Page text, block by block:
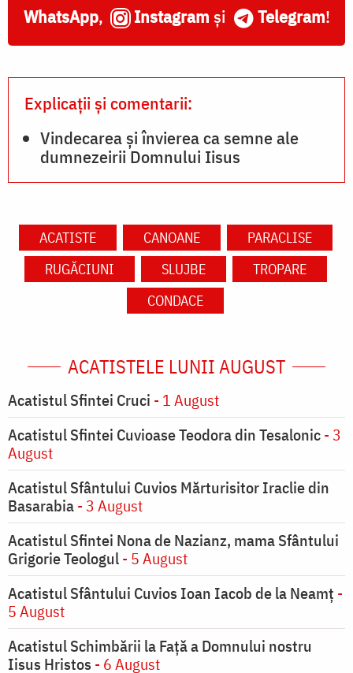
WhatsApp, Instagram și Telegram!
Explicații și comentarii:
Vindecarea și învierea ca semne ale
dumnezeirii Domnului Iisus
ACATISTE CANOANE
PARACLISE
RUGĂCIUNI
SLUJBE
TROPARE
CONDACE
ACATISTELE LUNII AUGUST
Acatistul Sfintei Cruci - 1 August
Acatistul Sfintei Cuvioase Teodora din Tesalonic- 3
August
Acatistul Sfântului Cuvios Mărturisitor Iraclie din
Basarabia- 3 August
Acatistul Sfintei Nona de Nazianz, mama Sfântului
Grigorie Teologul- 5 August
Acatistul Sfântului Cuvios Ioan Iacob de la Neamț -
5 August
Acatistul Schimbării la Faţă a Domnului nostru
Iisus Hristos - 6 August